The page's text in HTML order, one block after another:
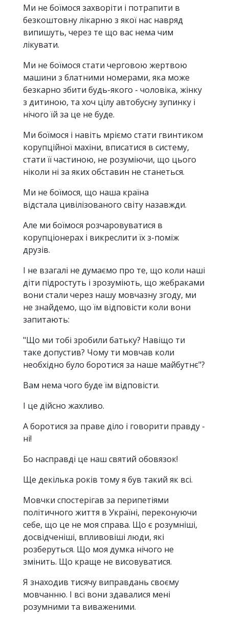
Ми не боїмося захворіти і потрапити в
безкоштовну лікарню з якої нас навряд
випишуть, через те що вас нема чим
лікувати.
Ми не боїмося стати черговою жертвою
машини з блатними номерами, яка може
безкарно збити будь-якого - чоловіка, жінку
з дитиною, та хоч цілу автобусну зупинку і
нічого їй за це не буде.
Ми боїмося і навіть мріємо стати гвинтиком
корупційної махіни, вписатися в систему,
стати її частиною, не розуміючи, що цього
ніколи ні за яких обставин не станеться.
Ми не боїмося, що наша країна
відстала цивілізованого світу назавжди.
Але ми боїмося розчаровуватися в
корупціонерах і викреслити їх з-поміж
друзів.
І не взагалі не думаємо про те, що коли наші
діти підростуть і зрозуміють, що жебраками
вони стали через нашу мовчазну згоду, ми
не знайдемо, що їм відповісти коли вони
запитають:
"Що ми тобі зробили батьку? Навіщо ти
таке допустив? Чому ти мовчав коли
необхідно було боротися за наше майбутнє"?
Вам нема чого буде їм відповісти.
І це дійсно жахливо.
А боротися за праве діло і говорити правду -
ні!
Бо насправді це наш святий обовязок!
Ще декілька років тому я був такий як всі.
Мовчки спостерігав за перипетіями
політичного життя в Україні, переконуючи
себе, що це не моя справа. Що є розумніші,
досвідченіші, впливовіші люди, які
розберуться. Що моя думка нічого не
змінить. Що краще не висовуватися.
Я знаходив тисячу виправдань своєму
мовчанню. І всі вони здавалися мені
розумними та виваженими.